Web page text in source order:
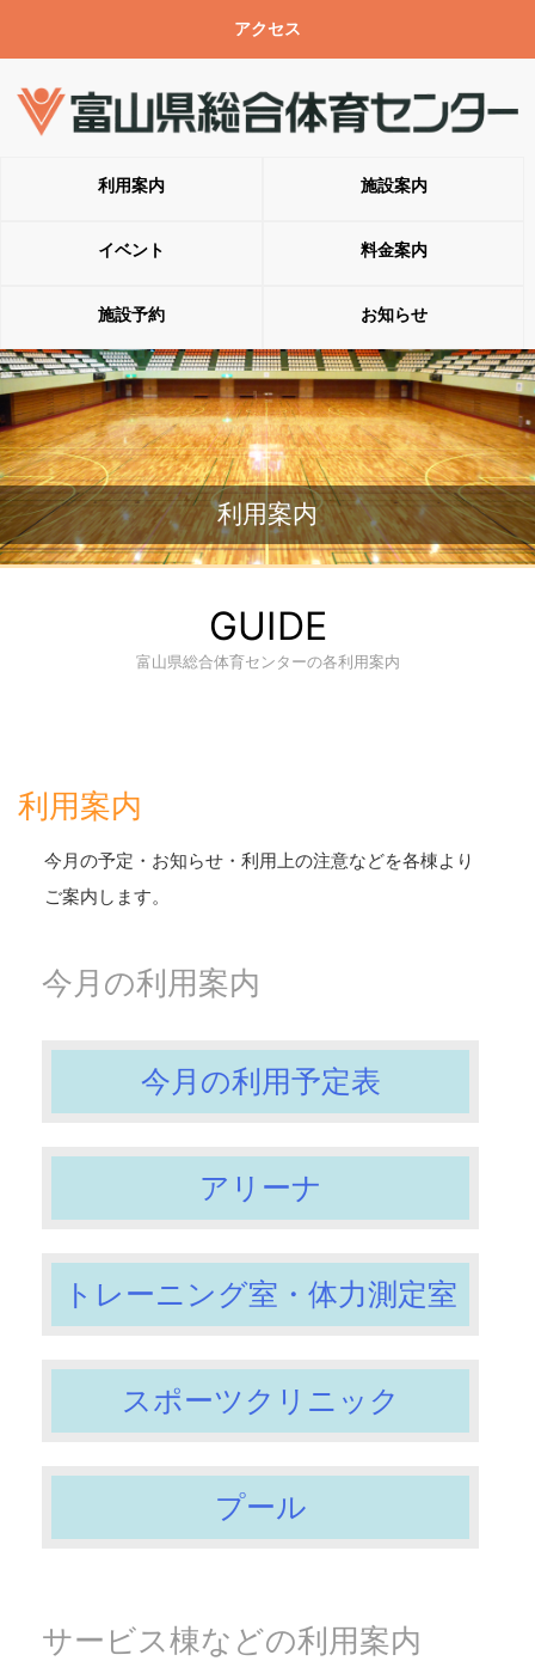
アクセス
利用案内 施設案内
イベント 料金案内
施設予約 お知らせ
利用案内
GUIDE
富山県総合体育センターの各利用案内
利用案内
今月の予定・お知らせ・利用上の注意などを各棟より
ご案内します。
今月の利用案内
今月の利用予定表
アリーナ
トレーニング室・体力測定室
スポーツクリニック
プール
サービス棟などの利用案内